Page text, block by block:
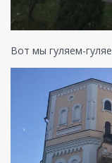
Вот мы гуляем-